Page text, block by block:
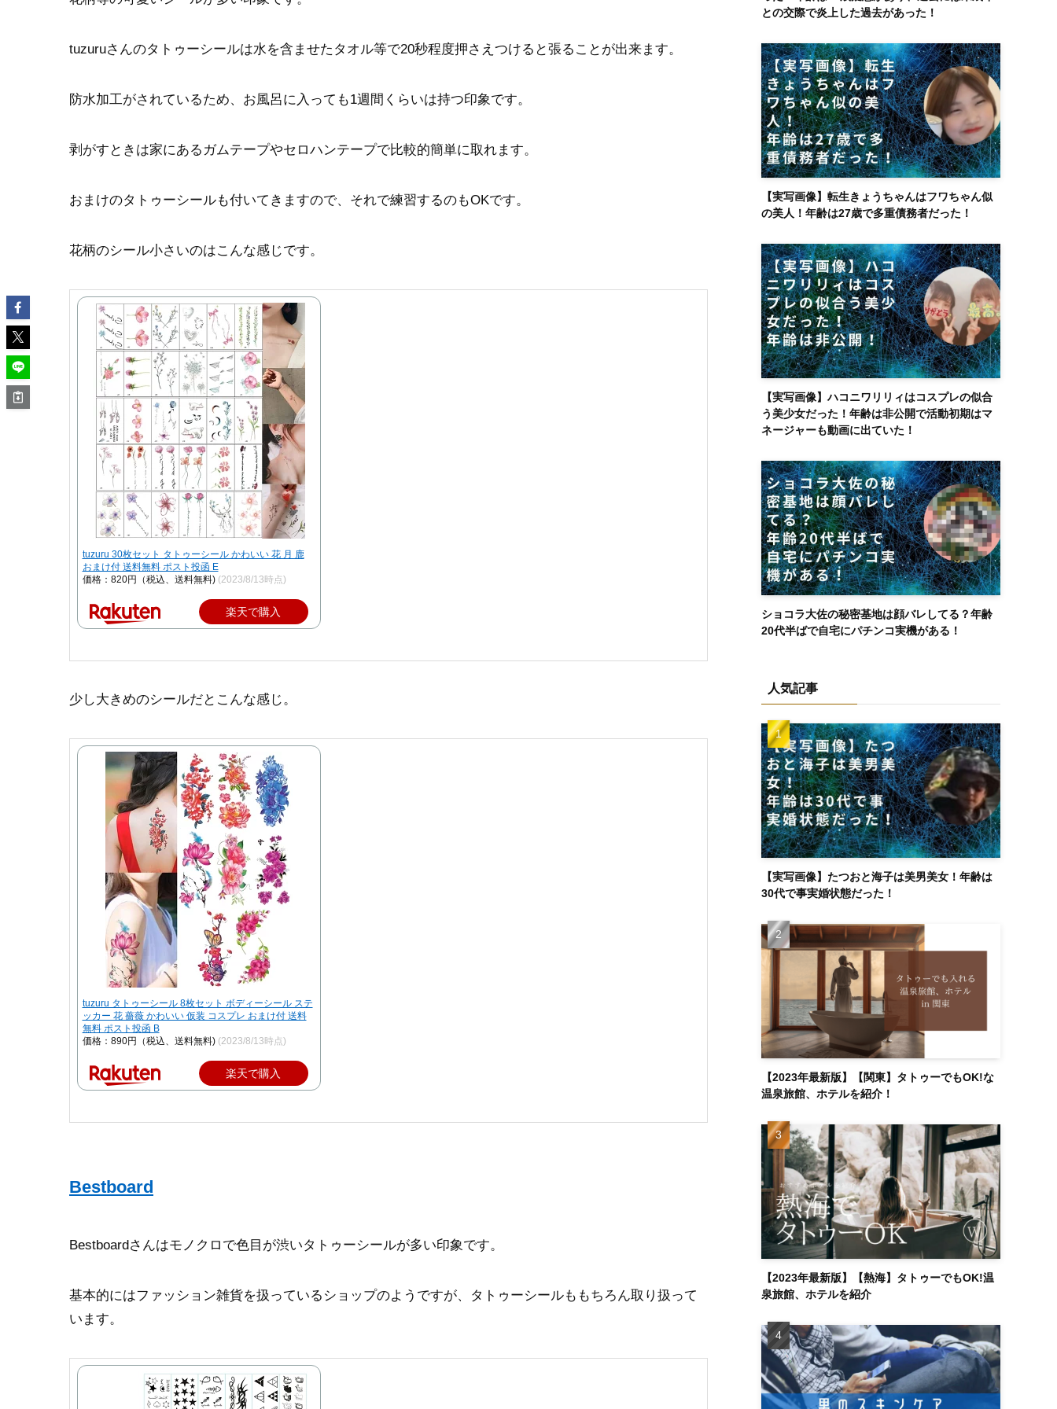
tuzuruさんのタトゥーシールは水を含ませたタオル等で20秒程度押さえつけると張ることが出来ます。
防水加工がされているため、お風呂に入っても1週間くらいは持つ印象です。
剥がすときは家にあるガムテープやセロハンテープで比較的簡単に取れます。
おまけのタトゥーシールも付いてきますので、それで練習するのもOKです。
花柄のシール小さいのはこんな感じです。
tuzuru 30枚セット タトゥーシール かわいい 花 月 鹿
おまけ付 送料無料 ポスト投函 E
価格：820円（税込、送料無料) (2023/8/13時点)
楽天で購入
少し大きめのシールだとこんな感じ。
tuzuru タトゥーシール 8枚セット ボディーシール ステ
ッカー 花 薔薇 かわいい 仮装 コスプレ おまけ付 送料
無料 ポスト投函 B
価格：890円（税込、送料無料) (2023/8/13時点)
楽天で購入
Bestboard
Bestboardさんはモノクロで色目が渋いタトゥーシールが多い印象です。
基本的にはファッション雑貨を扱っているショップのようですが、タトゥーシールももちろん取り扱って
います。
との交際で炎上した過去があった！
【実写画像】転生きょうちゃんはフワちゃん似
の美人！年齢は27歳で多重債務者だった！
【実写画像】ハコニワリリィはコスプレの似合
う美少女だった！年齢は非公開で活動初期はマ
ネージャーも動画に出ていた！
ショコラ大佐の秘密基地は顔バレしてる？年齢
20代半ばで自宅にパチンコ実機がある！
人気記事
【実写画像】たつおと海子は美男美女！年齢は
30代で事実婚状態だった！
【2023年最新版】【関東】タトゥーでもOK!な
温泉旅館、ホテルを紹介！
【2023年最新版】【熱海】タトゥーでもOK!温
泉旅館、ホテルを紹介